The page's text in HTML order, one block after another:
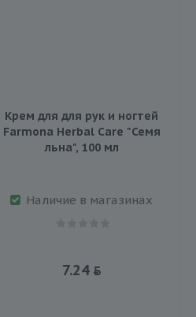
Крем для для рук и ногтей
Farmona Herbal Care "Семя
льна", 100 мл
Наличие в магазинах
7.24